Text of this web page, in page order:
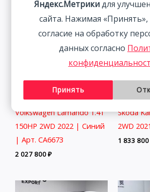
Volkswagen Lamando 1.4T
150HP 2WD 2022 | Синий
| Арт. CA6673
2 027 800₽
Skoda
2WD 2021
1 833 800
Яндекс.Метрикидля
сайта. Нажимая
согласие на обработку
данных согласно
Принять